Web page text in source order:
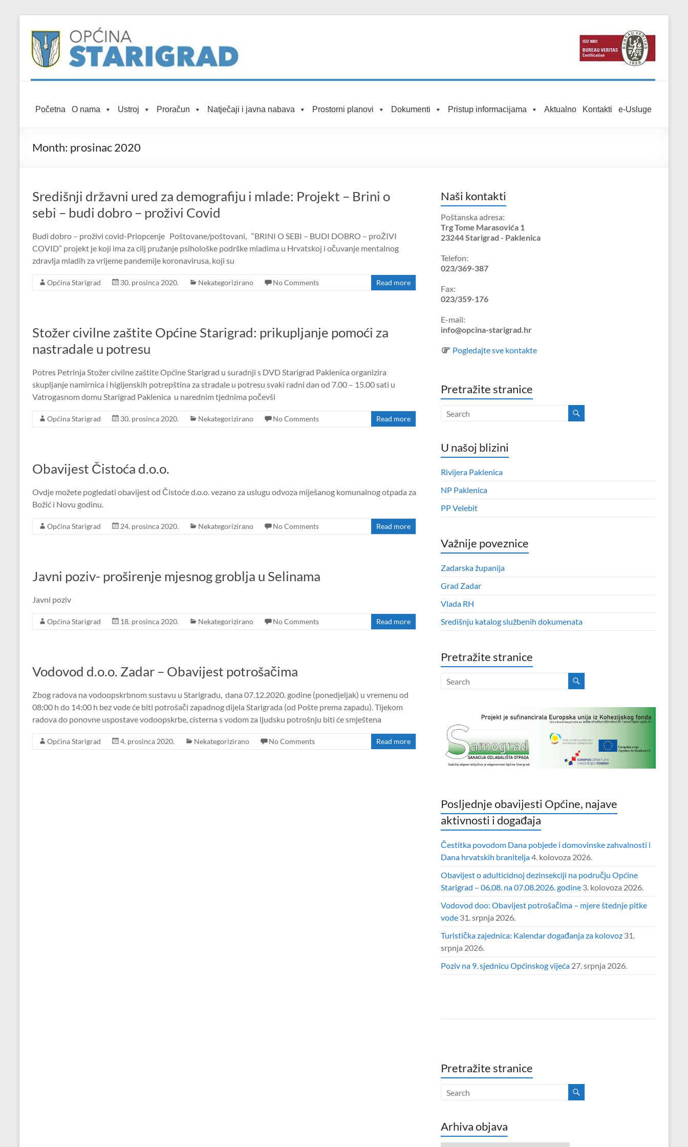
content
Općina
Službena
mrežna
Početna O nama Ustroj Proračun Natječaji i javna nabava Prostorni planovi Dokumenti Pristup informacijama Aktualno Kontakti e-Usluge
Month: prosinac 2020
Središnji državni ured za demografiju i mlade: Projekt – Brini o
sebi – budi dobro – proživi Covid
Budi dobro – proživi covid-Priopcenje Poštovane/poštovani, “BRINI O SEBI – BUDI DOBRO – proŽIVI
COVID” projekt je koji ima za cilj pružanje psihološke podrške mladima u Hrvatskoj i očuvanje mentalnog
zdravlja mladih za vrijeme pandemije koronavirusa, koji su
Općina Starigrad 30. prosinca 2020. Nekategorizirano No Comments Read more
Stožer civilne zaštite Općine Starigrad: prikupljanje pomoći za
nastradale u potresu
Potres Petrinja Stožer civilne zaštite Općine Starigrad u suradnji s DVD Starigrad Paklenica organizira
skupljanje namirnica i higijenskih potrepština za stradale u potresu svaki radni dan od 7.00 – 15.00 sati u
Vatrogasnom domu Starigrad Paklenica u narednim tjednima počevši
Općina Starigrad 30. prosinca 2020. Nekategorizirano No Comments Read more
Obavijest Čistoća d.o.o.
Ovdje možete pogledati obavijest od Čistoće d.o.o. vezano za uslugu odvoza miješanog komunalnog otpada za
Božić i Novu godinu.
Općina Starigrad 24. prosinca 2020. Nekategorizirano No Comments Read more
Javni poziv- proširenje mjesnog groblja u Selinama
Javni poziv
Općina Starigrad 18. prosinca 2020. Nekategorizirano No Comments Read more
Vodovod d.o.o. Zadar – Obavijest potrošačima
Zbog radova na vodoopskrbnom sustavu u Starigradu, dana 07.12.2020. godine (ponedjeljak) u vremenu od
08:00 h do 14:00 h bez vode će biti potrošači zapadnog dijela Starigrada (od Pošte prema zapadu). Tijekom
radova do ponovne uspostave vodoopskrbe, cisterna s vodom za ljudsku potrošnju biti će smještena
Općina Starigrad 4. prosinca 2020. Nekategorizirano No Comments Read more
Naši kontakti
Poštanska adresa:
Trg Tome Marasovića 1
23244 Starigrad - Paklenica
Telefon:
023/369-387
Fax:
023/359-176
E-mail:
info@opcina-starigrad.hr
Pogledajte sve kontakte
Pretražite stranice
U našoj blizini
Rivijera Paklenica
NP Paklenica
PP Velebit
Važnije poveznice
Zadarska županija
Grad Zadar
Vlada RH
Središnju katalog službenih dokumenata
Pretražite stranice
Posljednje obavijesti Općine, najave
aktivnosti i događaja
Čestitka povodom Dana pobjede i domovinske zahvalnosti i
Dana hrvatskih branitelja4. kolovoza 2026.
Obavijest o adulticidnoj dezinsekciji na području Općine
Starigrad – 06.08. na 07.08.2026. godine 3. kolovoza 2026.
Vodovod doo: Obavijest potrošačima – mjere štednje pitke
vode 31. srpnja 2026.
Turistička zajednica: Kalendar događanja za kolovoz 31.
srpnja 2026.
Poziv na 9. sjednicu Općinskog vijeća 27. srpnja 2026.
Pretražite stranice
Arhiva objava